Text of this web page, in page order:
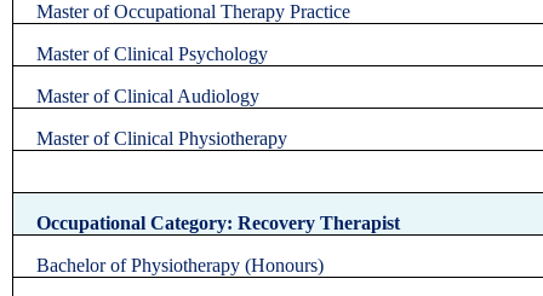
Master of Occupational Therapy Practice
Master of Clinical Psychology
Master of Clinical Audiology
Master of Clinical Physiotherapy
Occupational Category: Recovery Therapist
Bachelor of Physiotherapy (Honours)